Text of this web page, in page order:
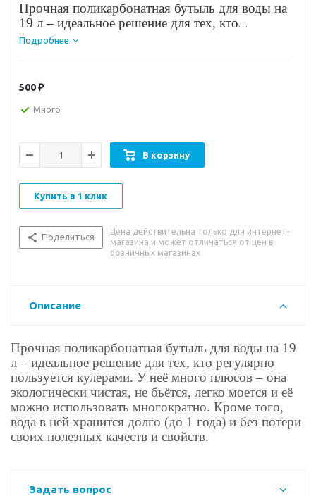
Прочная поликарбонатная бутыль для воды на
19 л – идеальное решение для тех, кто
регулярно пользуется кулерами. У неё много
многократно. Кроме того, вода в ней хранится
качеств и свойств.
Подробнее
500₽
Много
В корзину
Купить в 1 клик
Поделиться
Цена действительна только для интернет-
магазина и может отличаться от цен в
розничных магазинах
Описание
Прочная поликарбонатная бутыль для воды на 19
л – идеальное решение для тех, кто регулярно
пользуется кулерами. У неё много плюсов – она
экологически чистая, не бьётся, легко моется и её
можно использовать многократно. Кроме того,
вода в ней хранится долго (до 1 года) и без потери
своих полезных качеств и свойств.
Задать вопрос